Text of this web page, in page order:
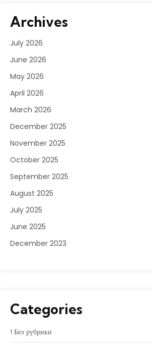
Archives
July 2026
June 2026
May 2026
April 2026
March 2026
December 2025
November 2025
October 2025
September 2025
August 2025
July 2025
June 2025
December 2023
Categories
! Без рубрики